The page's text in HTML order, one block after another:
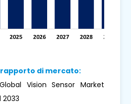
di mercato:
Vision Sensor Market
2033